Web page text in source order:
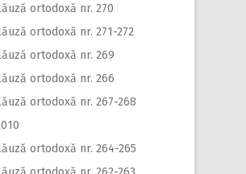
ortodoxă nr. 270
ortodoxă nr. 271-272
ortodoxă nr. 269
ortodoxă nr. 266
ortodoxă nr. 267-268
ortodoxă nr. 264-265